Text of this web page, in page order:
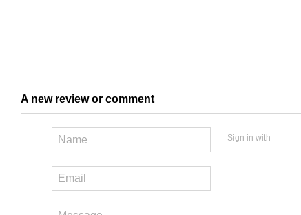
A new review or comment
Sign in with